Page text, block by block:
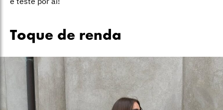
Toque de renda